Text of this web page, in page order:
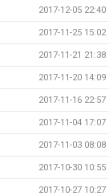
2017-12-05 22:40
2017-11-25 15:02
2017-11-21 21:38
2017-11-20 14:09
2017-11-16 22:57
2017-11-04 17:07
2017-11-03 08:08
2017-10-30 10:55
2017-10-27 10:27